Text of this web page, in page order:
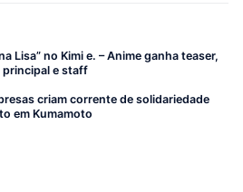
Lisa” no Kimi e. – Anime ganha teaser,
principal e staff
criam corrente de solidariedade
em Kumamoto